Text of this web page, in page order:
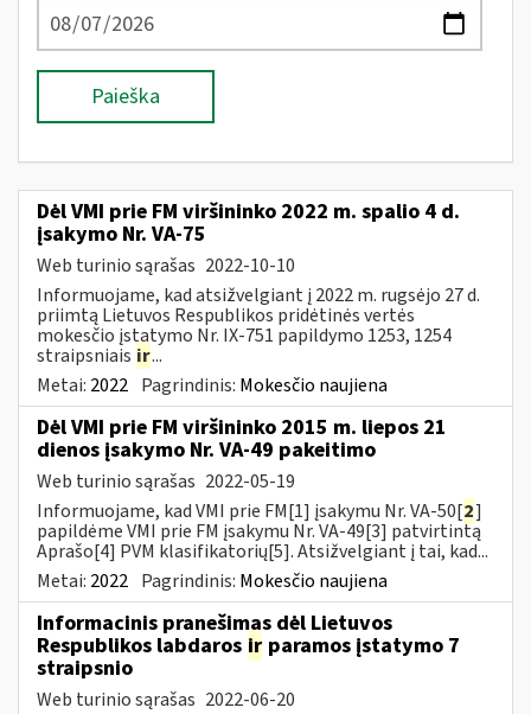
Paieška
Dėl VMI prie FM viršininko 2022 m. spalio 4 d.
įsakymo Nr. VA-75
Web turinio sąrašas 2022-10-10
Informuojame, kad atsižvelgiant į 2022 m. rugsėjo 27 d.
priimtą Lietuvos Respublikos pridėtinės vertės
mokesčio įstatymo Nr. IX-751 papildymo 1253, 1254
straipsniais ir...
Metai: 2022 Pagrindinis: Mokesčio naujiena
Dėl VMI prie FM viršininko 2015 m. liepos 21
dienos įsakymo Nr. VA-49 pakeitimo
Web turinio sąrašas 2022-05-19
Informuojame, kad VMI prie FM[1] įsakymu Nr. VA-50[2]
papildėme VMI prie FM įsakymu Nr. VA-49[3] patvirtintą
Aprašo[4] PVM klasifikatorių[5]. Atsižvelgiant į tai, kad...
Metai: 2022 Pagrindinis: Mokesčio naujiena
Informacinis pranešimas dėl Lietuvos
Respublikos labdaros ir paramos įstatymo 7
straipsnio
Web turinio sąrašas 2022-06-20